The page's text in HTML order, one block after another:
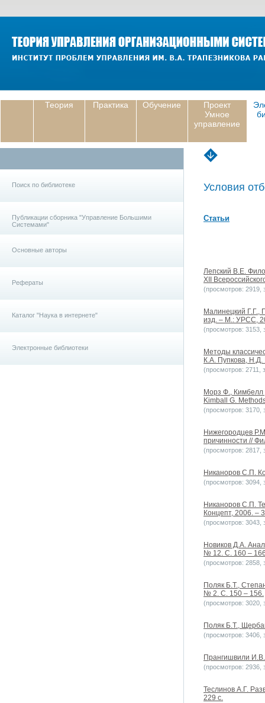
Теория Практика Обучение
Проект
Умное
управление
Поиск по библиотеке
Публикации сборника "Управление Большими
Системами"
Основные авторы
Рефераты
Каталог "Наука в интернете"
Электронные библиотеки
Условия
Статьи
Лепский В.Е.
XII
(просмотров: 2919,
Малинецкий Г.Г.,
изд. – М.: УРСС,
(просмотров: 3153,
Методы
К.А. Пупкова,
(просмотров: 2711,
Морз Ф., Кимбелл
Kimball G.
(просмотров: 3170,
Нижегородцев
причинности //
(просмотров: 2817,
Никаноров С.П.
(просмотров: 3094,
Никаноров С.П.
Концепт, 2006. –
(просмотров: 3043,
Новиков Д.А.
№ 12. C. 160 –
(просмотров: 2858,
Поляк Б.Т.,
№ 2. С. 150 – 156.
(просмотров: 3020,
Поляк Б.Т.,
(просмотров: 3406,
Прангишвили
(просмотров: 2936,
Теслинов А.Г.
229 с.